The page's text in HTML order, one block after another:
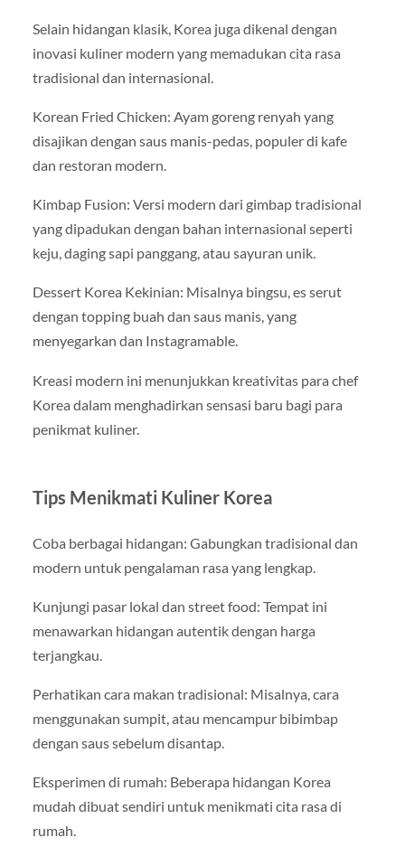
Selain hidangan klasik, Korea juga dikenal dengan
inovasi kuliner modern yang memadukan cita rasa
tradisional dan internasional.
Korean Fried Chicken: Ayam goreng renyah yang
disajikan dengan saus manis-pedas, populer di kafe
dan restoran modern.
Kimbap Fusion: Versi modern dari gimbap tradisional
yang dipadukan dengan bahan internasional seperti
keju, daging sapi panggang, atau sayuran unik.
Dessert Korea Kekinian: Misalnya bingsu, es serut
dengan topping buah dan saus manis, yang
menyegarkan dan Instagramable.
Kreasi modern ini menunjukkan kreativitas para chef
Korea dalam menghadirkan sensasi baru bagi para
penikmat kuliner.
Tips Menikmati Kuliner Korea
Coba berbagai hidangan: Gabungkan tradisional dan
modern untuk pengalaman rasa yang lengkap.
Kunjungi pasar lokal dan street food: Tempat ini
menawarkan hidangan autentik dengan harga
terjangkau.
Perhatikan cara makan tradisional: Misalnya, cara
menggunakan sumpit, atau mencampur bibimbap
dengan saus sebelum disantap.
Eksperimen di rumah: Beberapa hidangan Korea
mudah dibuat sendiri untuk menikmati cita rasa di
rumah.